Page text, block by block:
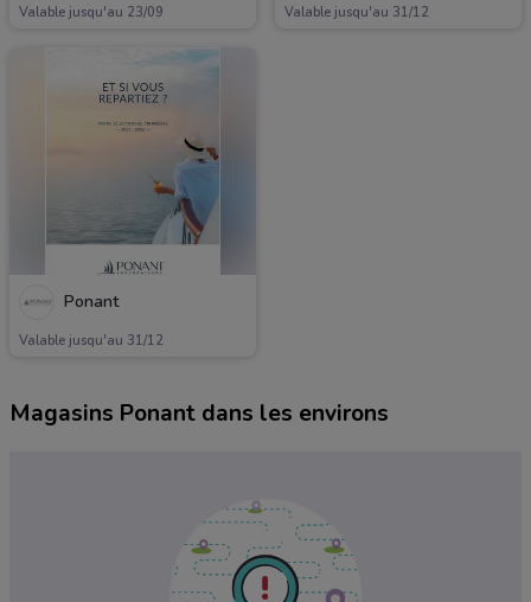
Valable jusqu'au 23/09 Valable jusqu'au 31/12
Ponant
Valable jusqu'au 31/12
Magasins Ponant dans les environs